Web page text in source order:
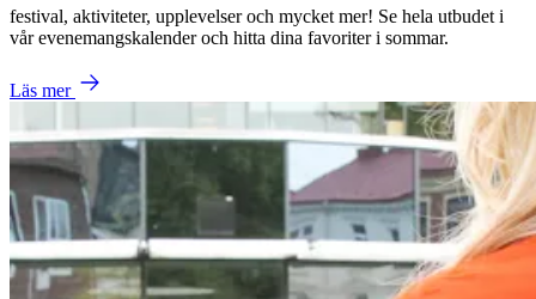
festival, aktiviteter, upplevelser och mycket mer! Se hela utbudet i
vår evenemangskalender och hitta dina favoriter i sommar.
Läs mer